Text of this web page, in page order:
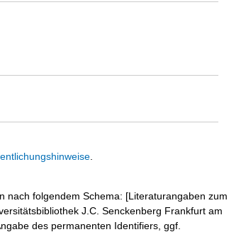
nach folgendem Schema: [Literaturangaben zum
J.C. Senckenberg Frankfurt am
des permanenten Identifiers, ggf.